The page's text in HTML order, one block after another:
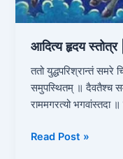
आदित्य हृदय
ततो युद्धपरिश्रान्तं समरे
समुपस्थितम् ॥ दैवतैश्च
राममगरत्यो भगवांस्तदा ॥
Read Post »